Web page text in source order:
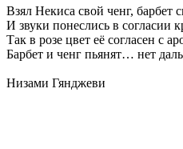
Взял Некиса свой ченг, барбет
И звуки понеслись в согласии
Так в розе цвет её согласен с
Барбет и ченг пьянят… нет
Низами Гянджеви